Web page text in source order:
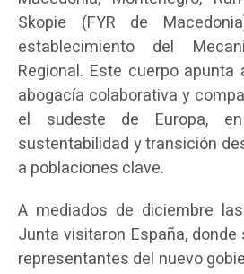
Skopie (FYR de
establecimiento del
Regional. Este cuerpo
abogacía colaborativa y
el sudeste de Europa,
sustentabilidad y transición
a poblaciones clave.
A mediados de diciembre
Junta visitaron España,
representantes del nuevo